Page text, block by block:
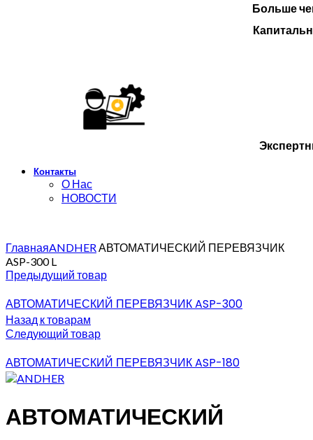
Больше
Контакты
О Нас
НОВОСТИ
ГлавнаяANDHERАВТОМАТИЧЕСКИЙ ПЕРЕВЯЗЧИК
ASP-300 L
Предыдущий товар
АВТОМАТИЧЕСКИЙ ПЕРЕВЯЗЧИК ASP-300
Назад к товарам
Следующий товар
АВТОМАТИЧЕСКИЙ ПЕРЕВЯЗЧИК ASP-180
АВТОМАТИЧЕСКИЙ